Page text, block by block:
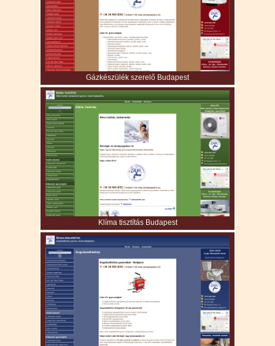
Gázkészülék szerelő Budapest
Klíma tisztítás Budapest